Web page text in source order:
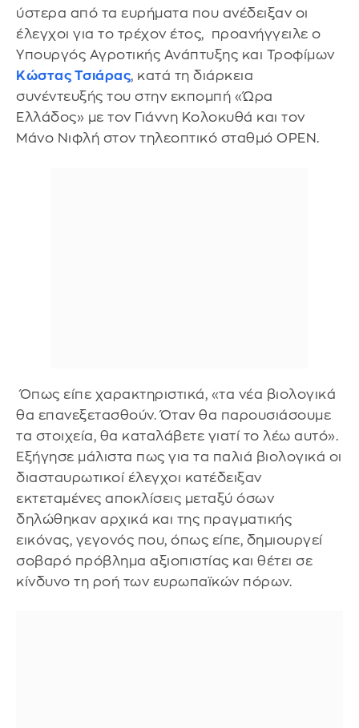
ύστερα από τα ευρήματα που ανέδειξαν οι
έλεγχοι για το τρέχον έτος, προανήγγειλε ο
Υπουργός Αγροτικής Ανάπτυξης και Τροφίμων
Κώστας Τσιάρας, κατά τη διάρκεια
συνέντευξής του στην εκπομπή «Ώρα
Ελλάδος» με τον Γιάννη Κολοκυθά και τον
Μάνο Νιφλή στον τηλεοπτικό σταθμό OPEN.
Όπως είπε χαρακτηριστικά, «τα νέα βιολογικά
θα επανεξετασθούν. Όταν θα παρουσιάσουμε
τα στοιχεία, θα καταλάβετε γιατί το λέω αυτό».
Εξήγησε μάλιστα πως για τα παλιά βιολογικά οι
διασταυρωτικοί έλεγχοι κατέδειξαν
εκτεταμένες αποκλίσεις μεταξύ όσων
δηλώθηκαν αρχικά και της πραγματικής
εικόνας, γεγονός που, όπως είπε, δημιουργεί
σοβαρό πρόβλημα αξιοπιστίας και θέτει σε
κίνδυνο τη ροή των ευρωπαϊκών πόρων.